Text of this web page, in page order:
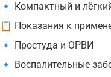
🔹 Компактный и
📋 Показания к
🔹 Простуда и ОРВИ
🔹 Воспалительные